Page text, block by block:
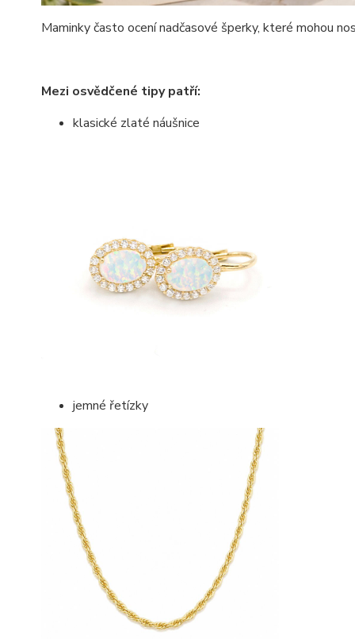
Maminky často ocení nadčasové šperky, které mohou
Mezi osvědčené tipy patří:
klasické zlaté náušnice
jemné řetízky